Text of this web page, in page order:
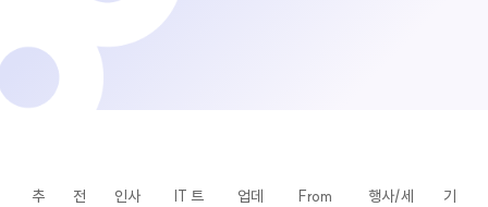
추
전
인사
IT 트
업데
From
행사/세
기